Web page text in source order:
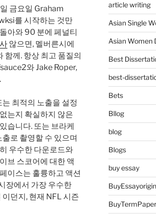
금요일 Graham
를 시작하는 것만
아와 90 분에 페널티
않으면, 멜버른시에
께. 항상 최고 품질의
와 Jake Roper,
최적의 노출을 설정
는지 확실하지 않은
습니다. 또는 브라케
로 촬영할 수 있으며
우수한 다운로드와
브 스코어에 대한 액
이스는 훌륭하고 액션
장에서 가장 우수한
던지, 현재 NFL 시즌
article writing
Asian Single
Asian Women
Best
best-
Bets
Bllog
blog
Blogs
buy essay
BuyTermPaper